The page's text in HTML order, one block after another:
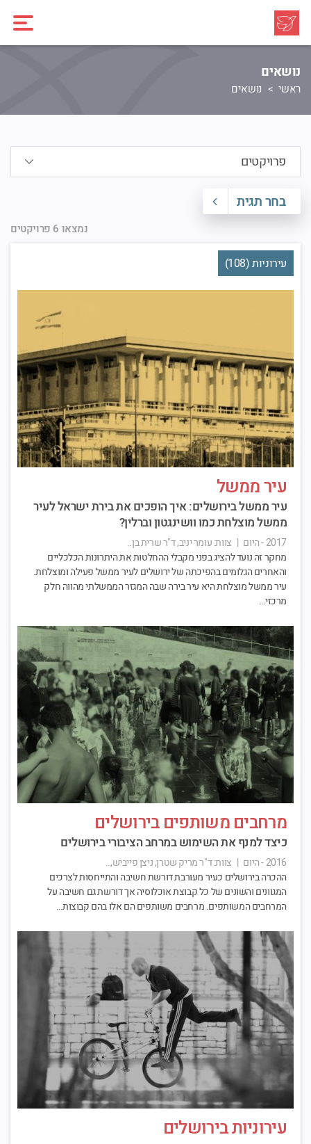
נושאים
ראשי נושאים
בחר תגית
נמצאו 6 פרויקטים
עירוניות (108)
עיר ממשל
עיר ממשל בירושלים: איך הופכים את בירת ישראל לעיר
ממשל מוצלחת כמו וושינגטון וברלין?
2017 - היום | צוות:עומר יניב, ד"ר שרית בן..
מחקר זה נועד להציג בפני מקבלי ההחלטות את היתרונות הכלכליים
והאחרים הגלומים בהפיכתה של ירושלים לעיר ממשל פעילה ומוצלחת.
עיר ממשל מוצלחת היא עיר בירה שבה המגזר הממשלתי מהווה חלק
מרכזי…
מרחבים משותפים בירושלים
כיצד למנף את השימוש במרחב הציבורי בירושלים
2016 - היום | צוות:ד"ר מריק שטרן, ניצן פייביש,..
ההכרה בירושלים כעיר מעורבת דורשת חשיבה והתייחסות לצרכים
המגוונים והשונים של כל קבוצת אוכלוסיה אך דורשת גם חשיבה על
המרחבים המשותפים. מרחבים משותפים הם אלו בהם קבוצות…
עירוניות בירושלים